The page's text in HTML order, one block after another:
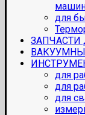
для
для
для
для